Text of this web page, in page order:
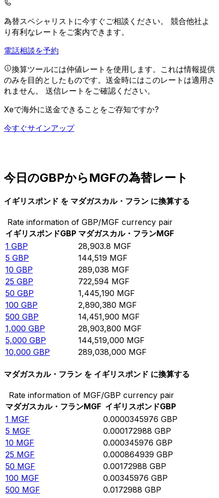
為替スペシャリストに今すぐご相談ください。 競合他社よ
り有利なレートをご案内できます。
電話相談を予約
換算ツールには仲値レートを使用します。これは情報提供
のみを目的としたものです。送金時にはこのレートは適用さ
れません。 送信レートをご確認ください。
Xeで海外に送金できることをご存知ですか?
今すぐサインアップ
今日のGBPからMGFの為替レート
イギリスポンド を マダガスカル・フラン に換算する
Rate information of GBP/MGF currency pair
イギリスポンドGBP マダガスカル・フランMGF
1 GBP 28,903.8 MGF
5 GBP 144,519 MGF
10 GBP 289,038 MGF
25 GBP 722,594 MGF
50 GBP 1,445,190 MGF
100 GBP 2,890,380 MGF
500 GBP 14,451,900 MGF
1,000 GBP 28,903,800 MGF
5,000 GBP 144,519,000 MGF
10,000 GBP 289,038,000 MGF
マダガスカル・フラン を イギリスポンド に換算する
Rate information of MGF/GBP currency pair
マダガスカル・フランMGF イギリスポンドGBP
1 MGF 0.0000345976 GBP
5 MGF 0.000172988 GBP
10 MGF 0.000345976 GBP
25 MGF 0.000864939 GBP
50 MGF 0.00172988 GBP
100 MGF 0.00345976 GBP
500 MGF 0.0172988 GBP